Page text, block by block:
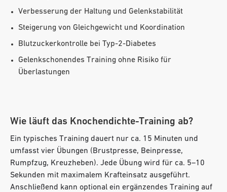
Verbesserung der Haltung und Gelenkstabilität
Steigerung von Gleichgewicht und Koordination
Blutzuckerkontrolle bei Typ-2-Diabetes
Gelenkschonendes Training ohne Risiko für
Überlastungen
Wie läuft das Knochendichte-Training ab?
Ein typisches Training dauert nur ca. 15 Minuten und
umfasst vier Übungen (Brustpresse, Beinpresse,
Rumpfzug, Kreuzheben). Jede Übung wird für ca. 5–10
Sekunden mit maximalem Krafteinsatz ausgeführt.
Anschließend kann optional ein ergänzendes Training auf